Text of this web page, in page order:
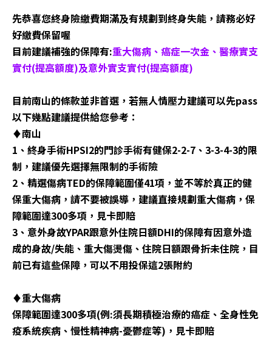
先恭喜您終身險繳費期滿及有規劃到終身失能，請務必好
好繳費保留喔
目前建議補強的保障有:重大傷病、癌症一次金、醫療實支
實付(提高額度)及意外實支實付(提高額度)
目前南山的條款並非首選，若無人情壓力建議可以先pass
以下幾點建議提供給您參考：
♦️南山
1、終身手術HPSI2的門診手術有健保2-2-7、3-3-4-3的限
制，建議優先選擇無限制的手術險
2、精選傷病TED的保障範圍僅41項，並不等於真正的健
保重大傷病，請不要被誤導，建議直接規劃重大傷病，保
障範圍達300多項，見卡即賠
3、意外身故YPAR跟意外住院日額DHI的保障有因意外造
成的身故/失能、重大傷燙傷、住院日額跟骨折未住院，目
前已有這些保障，可以不用投保這2張附約
♦️重大傷病
保障範圍達300多項(例:須長期積極治療的癌症、全身性免
疫系統疾病、慢性精神病-憂鬱症等)，見卡即賠